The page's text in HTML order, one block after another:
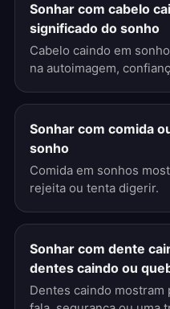
Sonhar com cabelo
significado do sonho
Cabelo caindo em
na autoimagem,
Sonhar com comida
sonho
Comida em sonhos
rejeita ou tenta digerir.
Sonhar com dente
dentes caindo ou
Dentes caindo